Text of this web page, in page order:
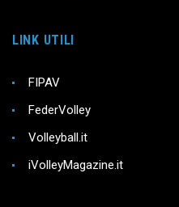
LINK UTILI
FIPAV
FederVolley
Volleyball.it
iVolleyMagazine.it